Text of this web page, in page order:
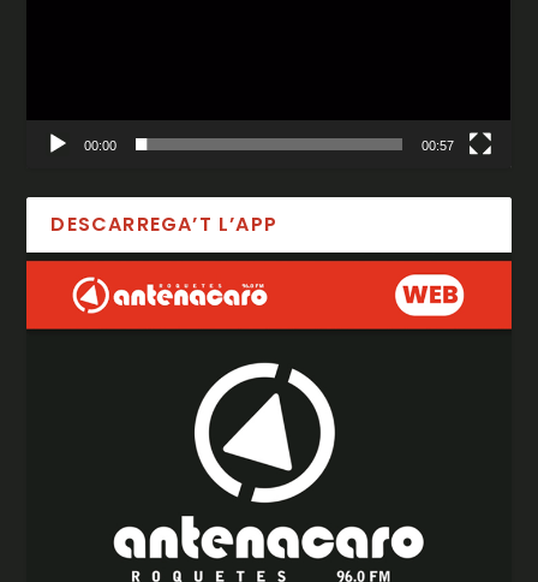
00:00 00:57
DESCARREGA’T L’APP